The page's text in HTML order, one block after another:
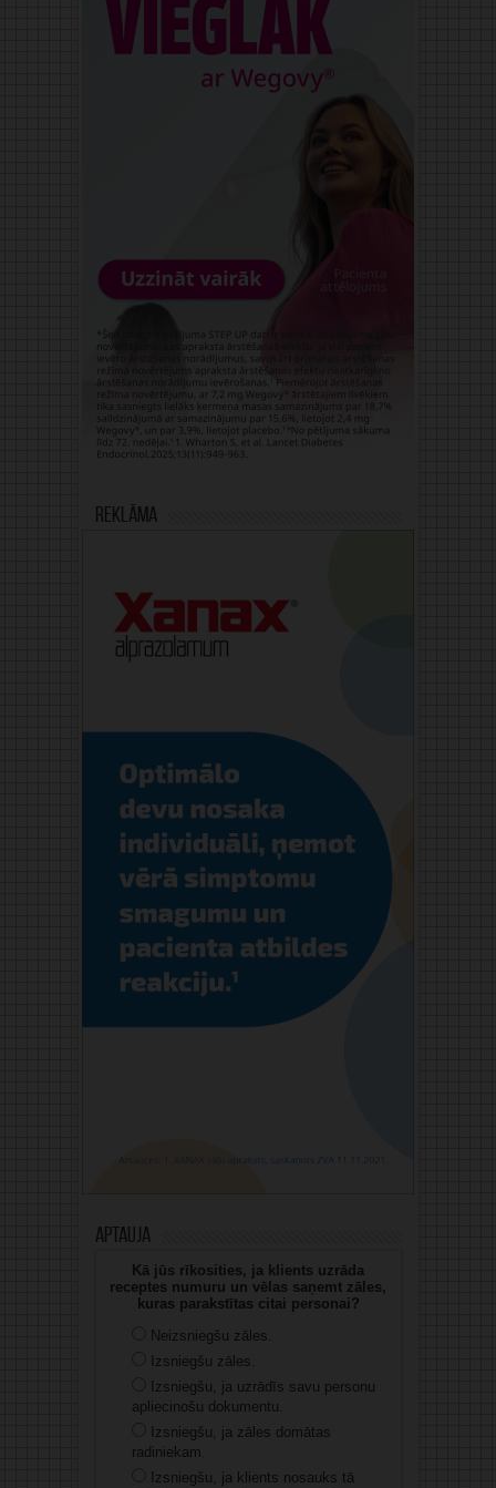
Reklāma
Aptauja
Kā jūs rīkosities, ja klients uzrāda
receptes numuru un vēlas saņemt zāles,
kuras parakstītas citai personai?
Neizsniegšu zāles.
Izsniegšu zāles.
Izsniegšu, ja uzrādīs savu personu
apliecinošu dokumentu.
Izsniegšu, ja zāles domātas
radiniekam.
Izsniegšu, ja klients nosauks tā